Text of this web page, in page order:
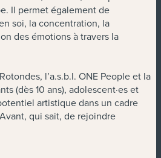
Il permet également de
soi, la concentration, la
des émotions à travers la
l’a.s.b.l. ONE People et la
(dès 10 ans), adolescent·es et
artistique dans un cadre
qui sait, de rejoindre